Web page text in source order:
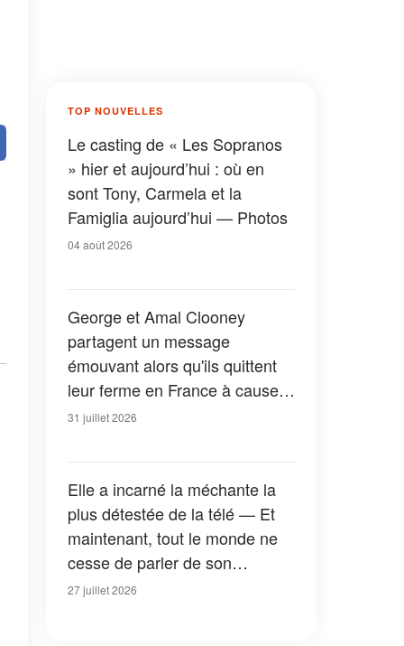
TOP NOUVELLES
Le casting de « Les Sopranos
» hier et aujourd’hui : où en
sont Tony, Carmela et la
Famiglia aujourd’hui — Photos
04 août 2026
George et Amal Clooney
partagent un message
émouvant alors qu'ils quittent
leur ferme en France à cause
des feux de forêt — Tous les
31 juillet 2026
Elle a incarné la méchante la
plus détestée de la télé — Et
maintenant, tout le monde ne
cesse de parler de son
apparition dans la nouvelle
27 juillet 2026